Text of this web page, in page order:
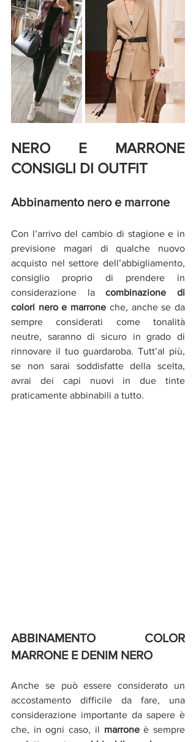
NERO E MARRONE
CONSIGLI DI OUTFIT
Abbinamento nero e marrone
Con l’arrivo del cambio di stagione e in
previsione magari di qualche nuovo
acquisto nel settore dell’abbigliamento,
consiglio proprio di prendere in
considerazione la combinazione di
colori nero e marrone che, anche se da
sempre considerati come tonalità
neutre, saranno di sicuro in grado di
rinnovare il tuo guardaroba. Tutt’al più,
se non sarai soddisfatte della scelta,
avrai dei capi nuovi in due tinte
praticamente abbinabili a tutto.
ABBINAMENTO COLOR
MARRONE E DENIM NERO
Anche se può essere considerato un
accostamento difficile da fare, una
considerazione importante da sapere è
che, in ogni caso, il marrone è sempre